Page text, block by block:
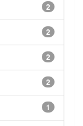
2
2
2
2
1